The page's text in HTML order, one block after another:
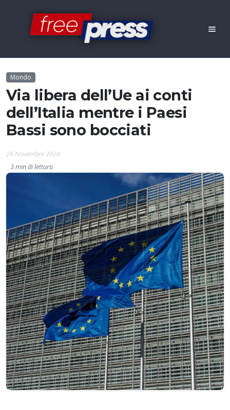
Mondo
Via libera dell’Ue ai conti
dell’Italia mentre i Paesi
Bassi sono bocciati
26 Novembre 2024
3 min di lettura